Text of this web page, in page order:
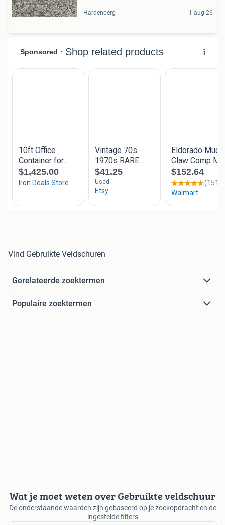
Hardenberg 1 aug 26
Vind Gebruikte Veldschuren
Gerelateerde zoektermen
Populaire zoektermen
Wat je moet weten over Gebruikte veldschuur
De onderstaande waarden zijn gebaseerd op je zoekopdracht en de
ingestelde filters